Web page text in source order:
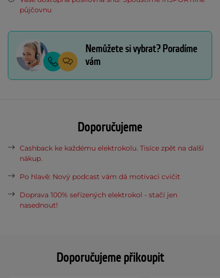
Doporučujeme přikoupit
půjčovnu
Nemůžete si vybrat? Poradíme
vám
Doporučujeme
Cashback ke každému elektrokolu. Tisíce zpět na další
nákup.
Po hlavě: Nový podcast vám dá motivaci cvičit
Doprava 100% seřízených elektrokol - stačí jen
nasednout!